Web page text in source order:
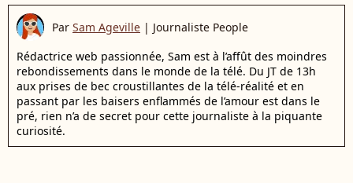
Par Sam Ageville | Journaliste People
Rédactrice web passionnée, Sam est à l’affût des moindres
rebondissements dans le monde de la télé. Du JT de 13h
aux prises de bec croustillantes de la télé-réalité et en
passant par les baisers enflammés de l’amour est dans le
pré, rien n’a de secret pour cette journaliste à la piquante
curiosité.